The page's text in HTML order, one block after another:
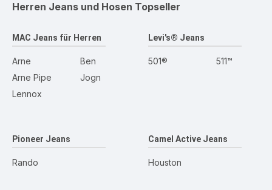
Herren Jeans und Hosen Topseller
MAC Jeans für Herren
Arne
Arne Pipe
Lennox
Ben
Jogn
Levi's® Jeans
501® 511™
Pioneer Jeans
Rando
Camel Active Jeans
Houston